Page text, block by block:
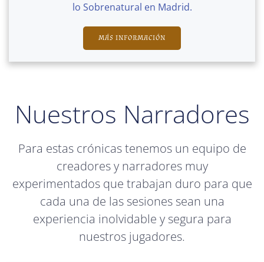
lo Sobrenatural en Madrid.
MÁS INFORMACIÓN
Nuestros Narradores
Para estas crónicas tenemos un equipo de
creadores y narradores muy
experimentados que trabajan duro para que
cada una de las sesiones sean una
experiencia inolvidable y segura para
nuestros jugadores.